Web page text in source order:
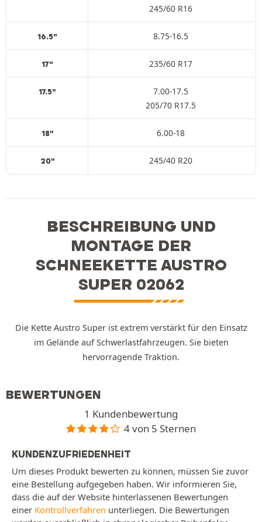
245/60 R16
16.5" 8.75-16.5
17" 235/60 R17
17.5"
7.00-17.5
205/70 R17.5
18" 6.00-18
20" 245/40 R20
BESCHREIBUNG UND
MONTAGE DER
SCHNEEKETTE AUSTRO
SUPER 02062
Die Kette Austro Super ist extrem verstärkt für den Einsatz
im Gelände auf Schwerlastfahrzeugen. Sie bieten
hervorragende Traktion.
BEWERTUNGEN
1 Kundenbewertung
4 von 5 Sternen
KUNDENZUFRIEDENHEIT
Um dieses Produkt bewerten zu können, müssen Sie zuvor
eine Bestellung aufgegeben haben. Wir informieren Sie,
dass die auf der Website hinterlassenen Bewertungen
einer Kontrollverfahren unterliegen. Die Bewertungen